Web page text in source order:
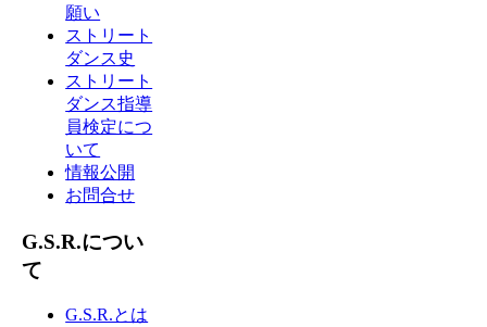
願い
ストリート
ダンス史
ストリート
ダンス指導
員検定につ
いて
情報公開
お問合せ
G.S.R.につい
て
G.S.R.とは